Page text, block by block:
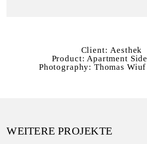
Client: Aesthek
Product: Apartment
Photography: Thomas
WEITERE PROJEKTE